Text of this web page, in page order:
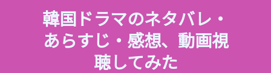
韓国ドラマのネタバレ・
あらすじ・感想、動画視
聴してみた